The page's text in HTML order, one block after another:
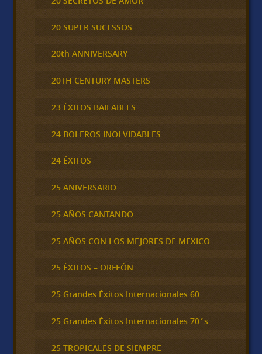
20 SUPER SUCESSOS
20th ANNIVERSARY
20TH CENTURY MASTERS
23 ÉXITOS BAILABLES
24 BOLEROS INOLVIDABLES
24 ÉXITOS
25 ANIVERSARIO
25 AÑOS CANTANDO
25 AÑOS CON LOS MEJORES DE MEXICO
25 ÉXITOS – ORFEÓN
25 Grandes Éxitos Internacionales 60
25 Grandes Éxitos Internacionales 70´s
25 TROPICALES DE SIEMPRE